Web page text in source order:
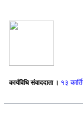
कार्यविधि संवाददाता । १३